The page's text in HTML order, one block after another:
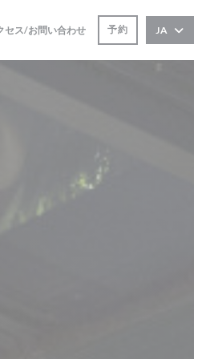
セス/お問い合わせ 予約 JA